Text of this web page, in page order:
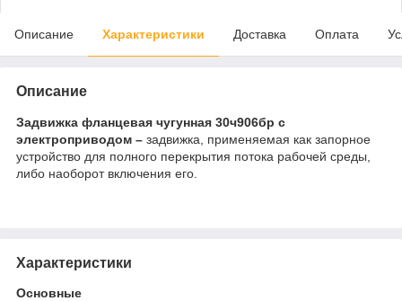
Описание Характеристики Доставка Оплата
Описание
Задвижка фланцевая чугунная 30ч906бр с
электроприводом – задвижка, применяемая как запорное
устройство для полного перекрытия потока рабочей среды,
либо наоборот включения его.
Характеристики
Основные